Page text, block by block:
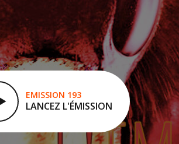
EMISSION 193
LANCEZ L'ÉMISSION